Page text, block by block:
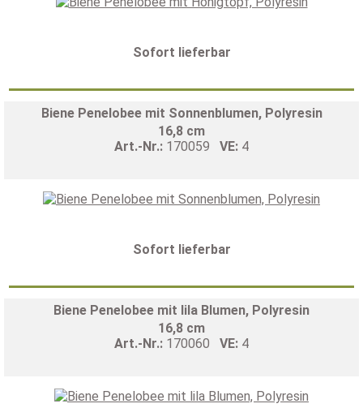
Sofort lieferbar
Biene Penelobee mit Sonnenblumen, Polyresin
16,8 cm
Art.-Nr.: 170059 VE: 4
Sofort lieferbar
Biene Penelobee mit lila Blumen, Polyresin
16,8 cm
Art.-Nr.: 170060 VE: 4